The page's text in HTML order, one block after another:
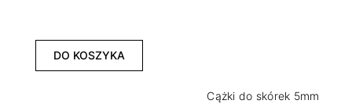
DO KOSZYKA
Cążki do skórek 5mm